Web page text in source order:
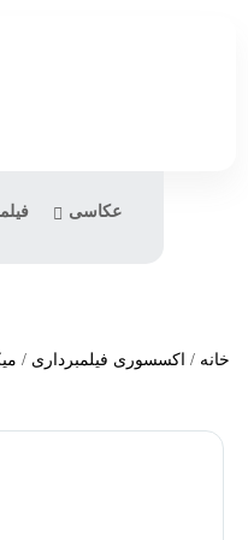
عکاسی
خانه / اکسسوری فیلمبرداری /